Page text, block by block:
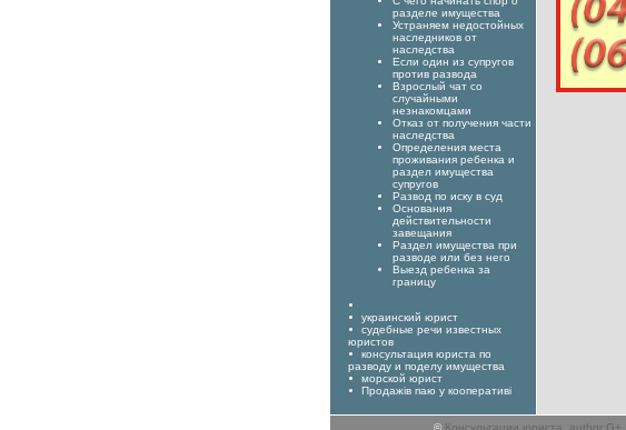
разделе имущества
Устраняем недостойных
наследников от
наследства
Если один из супругов
против развода
Взрослый чат со
случайными
незнакомцами
Отказ от получения части
наследства
Определения места
проживания ребенка и
раздел имущества
супругов
Развод по иску в суд
Основания
действительности
завещания
Раздел имущества при
разводе или без него
Выезд ребенка за
границу
украинский юрист
судебные речи известных
юристов
консультация юриста по
разводу и поделу имущества
морской юрист
Продажів паю у кооперативі
© Консультации юриста author G+